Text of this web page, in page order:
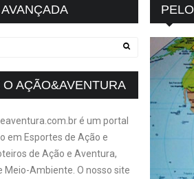
O AÇÃO&AVENTURA
é um portal
em Esportes de Ação e
de Ação e Aventura,
Meio-Ambiente. O nosso site